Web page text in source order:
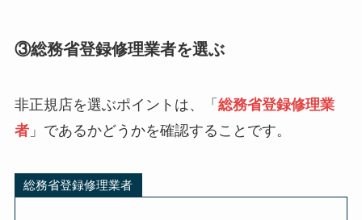
③総務省登録修理業者を選ぶ
非正規店を選ぶポイントは、「 総務省登録修理業
者」であるかどうかを確認することです。
総務省登録修理業者